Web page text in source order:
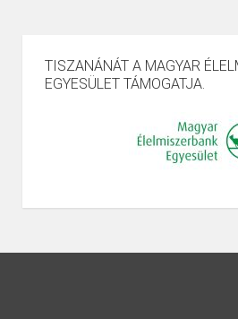
TISZANÁNÁT A MAGYAR
EGYESÜLET TÁMOGATJA.